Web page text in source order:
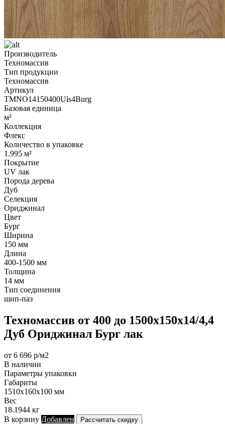
Производитель
Техномассив
Тип продукции
Техномассив
Артикул
TMNO14150400Uls4Burg
Базовая единица
м²
Коллекция
Флекс
Количество в упаковке
1.995 м²
Покрытие
UV лак
Порода дерева
Дуб
Селекция
Ориджинал
Цвет
Бург
Ширина
150 мм
Длина
400-1500 мм
Толщина
14 мм
Тип соединения
шип-паз
Техномассив от 400 до 1500х150х14/4,4
Дуб Ориджинал Бург лак
от 6 696 р/м2
В наличии
Параметры упаковки
Габариты
1510х160х100 мм
Вес
18.1944 кг
В корзину Добавлен Рассчитать скидку